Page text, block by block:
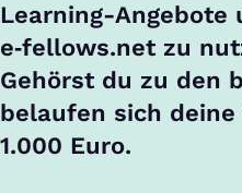
Learning-Angebote
e‑fellows.net zu
Gehörst du zu den
belaufen sich
1.000 Euro.